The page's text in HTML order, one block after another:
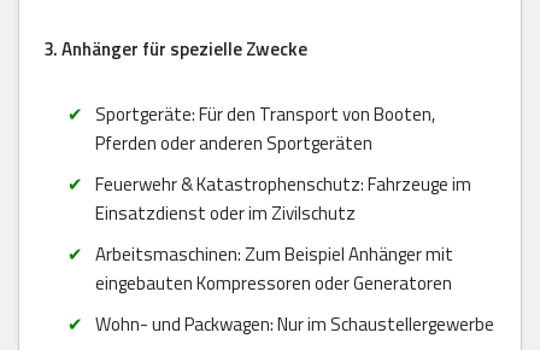
3. Anhänger für spezielle Zwecke
Sportgeräte: Für den Transport von Booten,
Pferden oder anderen Sportgeräten
Feuerwehr & Katastrophenschutz: Fahrzeuge im
Einsatzdienst oder im Zivilschutz
Arbeitsmaschinen: Zum Beispiel Anhänger mit
eingebauten Kompressoren oder Generatoren
Wohn- und Packwagen: Nur im Schaustellergewerbe